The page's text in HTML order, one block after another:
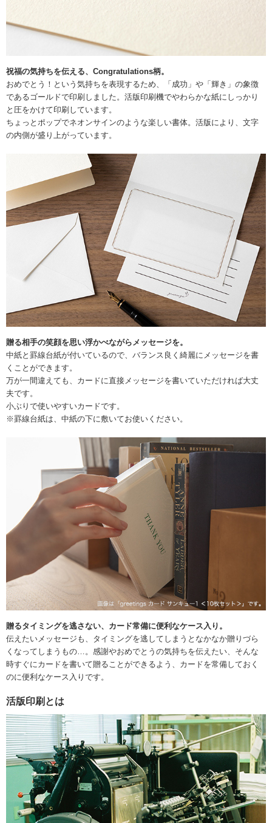
祝福の気持ちを伝える、Congratulations柄。
おめでとう！という気持ちを表現するため、「成功」や「輝き」の象徴
であるゴールドで印刷しました。活版印刷機でやわらかな紙にしっかり
と圧をかけて印刷しています。
ちょっとポップでネオンサインのような楽しい書体。活版により、文字
の内側が盛り上がっています。
贈る相手の笑顔を思い浮かべながらメッセージを。
中紙と罫線台紙が付いているので、バランス良く綺麗にメッセージを書
くことができます。
万が一間違えても、カードに直接メッセージを書いていただければ大丈
夫です。
小ぶりで使いやすいカードです。
※罫線台紙は、中紙の下に敷いてお使いください。
贈るタイミングを逃さない、カード常備に便利なケース入り。
伝えたいメッセージも、タイミングを逃してしまうとなかなか贈りづら
くなってしまうもの…。感謝やおめでとうの気持ちを伝えたい、そんな
時すぐにカードを書いて贈ることができるよう、カードを常備しておく
のに便利なケース入りです。
活版印刷とは